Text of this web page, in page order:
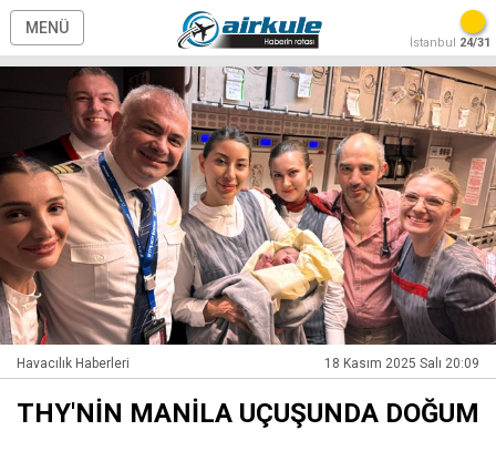
MENÜ
İstanbul 24/31
Havacılık Haberleri 18 Kasım 2025 Salı 20:09
THY'NİN MANİLA UÇUŞUNDA DOĞUM